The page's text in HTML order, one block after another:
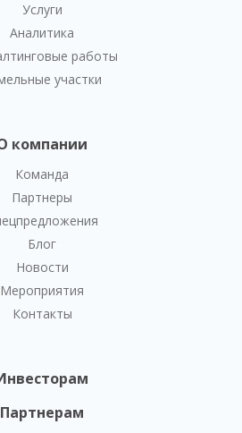
Услуги
Аналитика
работы
участки
компании
Команда
Партнеры
Блог
Новости
Мероприятия
Контакты
Партнерам